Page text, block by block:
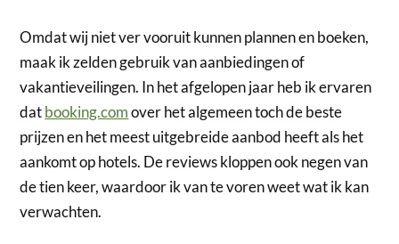
Omdat wij niet ver vooruit kunnen plannen en boeken,
maak ik zelden gebruik van aanbiedingen of
vakantieveilingen. In het afgelopen jaar heb ik ervaren
datbooking.comover het algemeen toch de beste
prijzen en het meest uitgebreide aanbod heeft als het
aankomt op hotels. De reviews kloppen ook negen van
de tien keer, waardoor ik van te voren weet wat ik kan
verwachten.